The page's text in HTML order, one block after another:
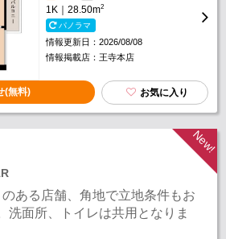
1K｜28.50m2
パノラマ
情報更新日：2026/08/08
情報掲載店：王寺本店
(無料) お気に入り
ある店舗、角地で立地条件もお
洗面所、トイレは共用となりま